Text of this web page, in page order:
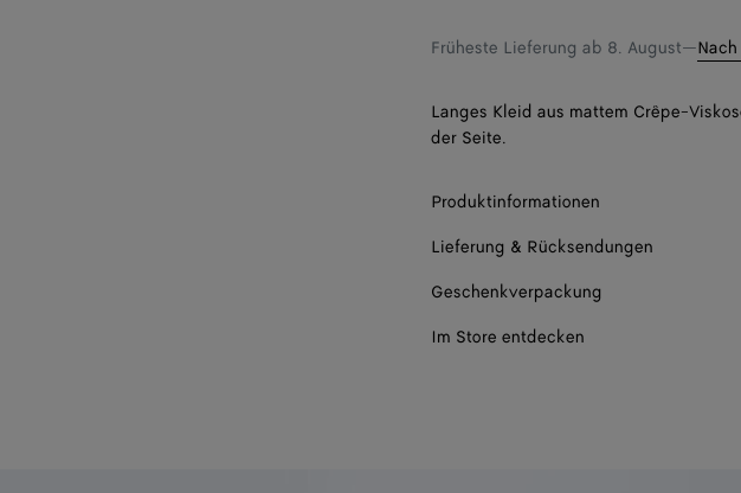
Früheste Lieferung ab 8. August—
Langes Kleid aus mattem Crêpe-
der Seite.
Produktinformationen
Lieferung & Rücksendungen
Geschenkverpackung
Im Store entdecken